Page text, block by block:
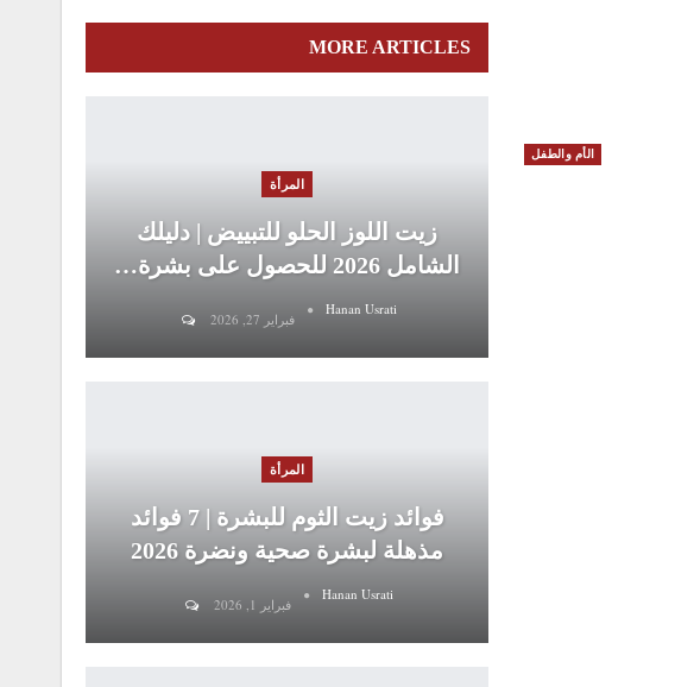
الأم والطفل
MORE ARTICLES
المرأة
زيت اللوز الحلو للتبييض | دليلك
الشامل 2026 للحصول على بشرة…
Hanan Usrati
فبراير 27, 2026
المرأة
فوائد زيت الثوم للبشرة | 7 فوائد
مذهلة لبشرة صحية ونضرة 2026
Hanan Usrati
فبراير 1, 2026